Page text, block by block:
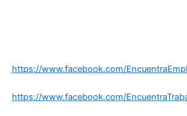
https://www.facebook.com/
https://www.facebook.com/